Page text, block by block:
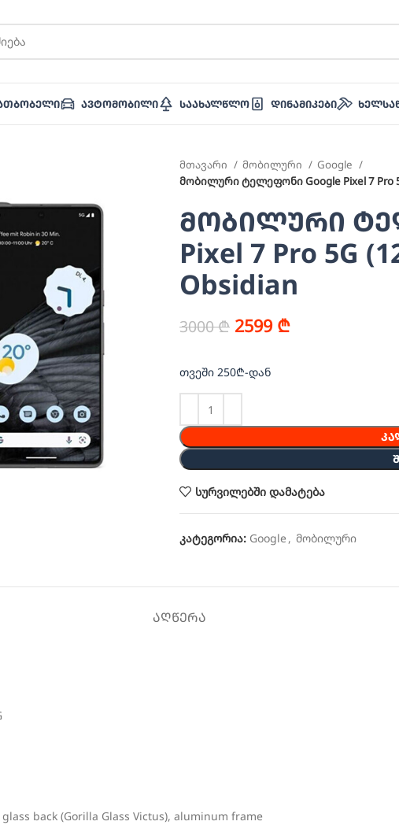
Ავტომობილი Საახალწლო Დინამიკები
მთავარი მობილური
Google
მობილური ტელეფონი Google Pixel 7 Pro
მობილური
Pixel 7 Pro 5G
Obsidian
3000₾ 2599 ₾
თვეში 250₾-დან
სურვილებში დამატება
კატეგორია: Google , მობილური
ᲐᲦᲬᲔᲠᲐ
back (Gorilla Glass Victus), aluminum frame